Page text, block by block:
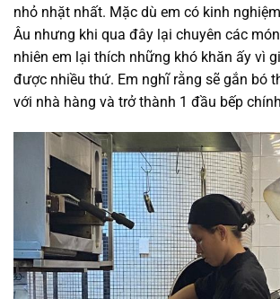
nhỏ nhặt nhất. Mặc dù em có kinh
Âu nhưng khi qua đây lại chuyên các
nhiên em lại thích những khó khăn ấy vì
được nhiều thứ. Em nghĩ rằng sẽ gắn bó
với nhà hàng và trở thành 1 đầu bếp